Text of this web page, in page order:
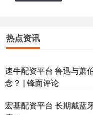
热点资讯
速牛配资平台 鲁迅与萧
念？ | 锋面评论
宏基配资平台 长期戴蓝